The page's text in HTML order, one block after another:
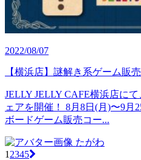
2022/08/07
【横浜店】謎解き系ゲーム販
JELLY JELLY CAFE横浜店に
ェアを開催！ 8月8日(月)〜9月
ボードゲーム販売コー...
たがわ
1 2345